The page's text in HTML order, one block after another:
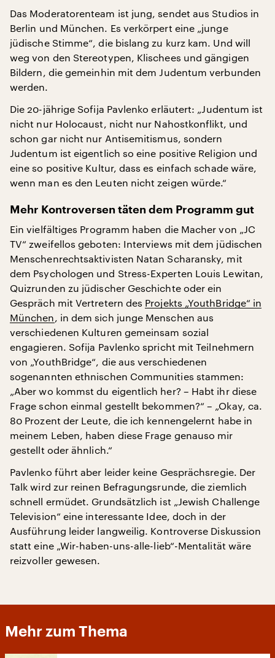
Das Moderatorenteam ist jung, sendet aus Studios in
Berlin und München. Es verkörpert eine „junge
jüdische Stimme“, die bislang zu kurz kam. Und will
weg von den Stereotypen, Klischees und gängigen
Bildern, die gemeinhin mit dem Judentum verbunden
werden.
Die 20-jährige Sofija Pavlenko erläutert: „Judentum ist
nicht nur Holocaust, nicht nur Nahostkonflikt, und
schon gar nicht nur Antisemitismus, sondern
Judentum ist eigentlich so eine positive Religion und
eine so positive Kultur, dass es einfach schade wäre,
wenn man es den Leuten nicht zeigen würde.“
Mehr Kontroversen täten dem Programm gut
Ein vielfältiges Programm haben die Macher von „JC
TV“ zweifellos geboten: Interviews mit dem jüdischen
Menschenrechtsaktivisten Natan Scharansky, mit
dem Psychologen und Stress-Experten Louis Lewitan,
Quizrunden zu jüdischer Geschichte oder ein
Gespräch mit Vertretern des Projekts „YouthBridge“ in
München , in dem sich junge Menschen aus
verschiedenen Kulturen gemeinsam sozial
engagieren. Sofija Pavlenko spricht mit Teilnehmern
von „YouthBridge“, die aus verschiedenen
sogenannten ethnischen Communities stammen:
„Aber wo kommst du eigentlich her? – Habt ihr diese
Frage schon einmal gestellt bekommen?“ – „Okay, ca.
80 Prozent der Leute, die ich kennengelernt habe in
meinem Leben, haben diese Frage genauso mir
gestellt oder ähnlich.“
Pavlenko führt aber leider keine Gesprächsregie. Der
Talk wird zur reinen Befragungsrunde, die ziemlich
schnell ermüdet. Grundsätzlich ist „Jewish Challenge
Television“ eine interessante Idee, doch in der
Ausführung leider langweilig. Kontroverse Diskussion
statt eine „Wir-haben-uns-alle-lieb“-Mentalität wäre
reizvoller gewesen.
Mehr zum Thema